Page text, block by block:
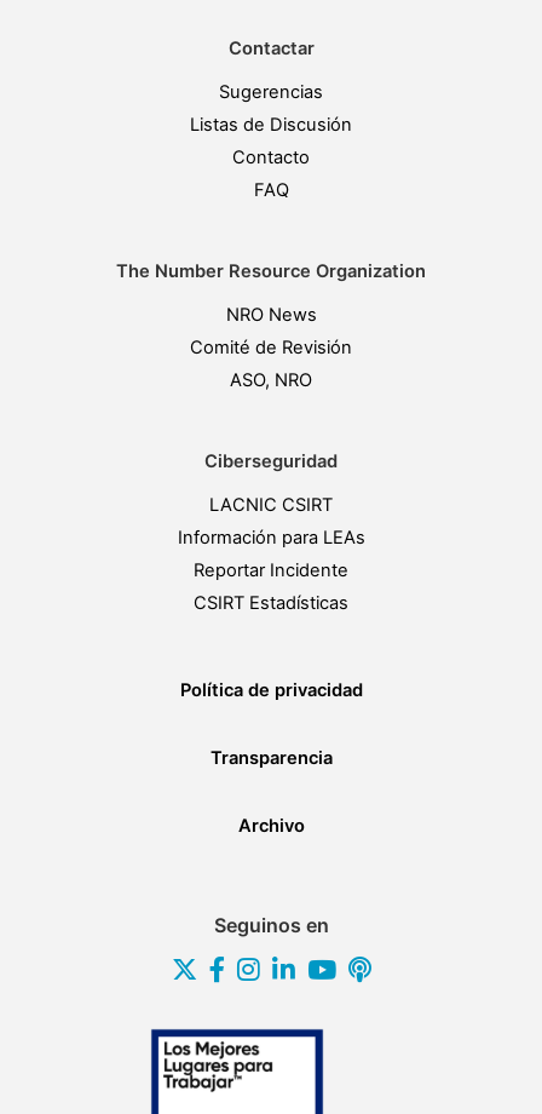
Contactar
Sugerencias
Listas de Discusión
Contacto
FAQ
The Number Resource Organization
NRO News
Comité de Revisión
ASO, NRO
Ciberseguridad
LACNIC CSIRT
Información para LEAs
Reportar Incidente
CSIRT Estadísticas
Política de privacidad
Transparencia
Archivo
Seguinos en